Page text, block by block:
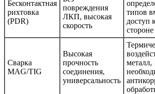
Бесконтактная
рихтовка
(PDR)
повреждения
ЛКП, высокая
скорость
типов
доступ
стороне
Сварка
MAG/TIG
Высокая
прочность
соединения,
универсальность
металл,